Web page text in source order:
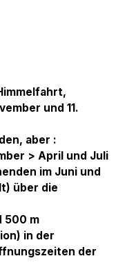
und 11.
aber :
> April und Juli
im Juni und
über die
500 m
in der
der